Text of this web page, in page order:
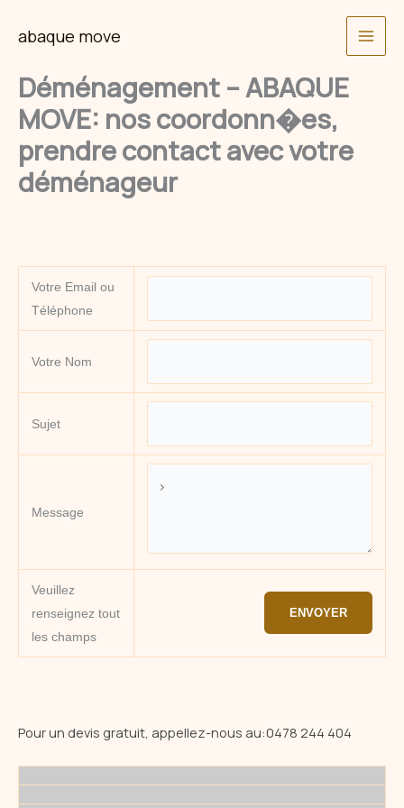
abaque move
Déménagement – ABAQUE
MOVE: nos coordonn�es,
prendre contact avec votre
déménageur
Votre Email ou
Téléphone
Votre Nom
Sujet
Message
Veuillez
renseignez tout
les champs
Pour un devis gratuit, appellez-nous au:0478 244 404